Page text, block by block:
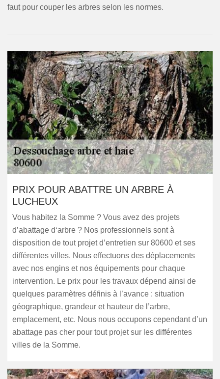
faut pour couper les arbres selon les normes.
PRIX POUR ABATTRE UN ARBRE À
LUCHEUX
Vous habitez la Somme ? Vous avez des projets
d’abattage d‘arbre ? Nos professionnels sont à
disposition de tout projet d’entretien sur 80600 et ses
différentes villes. Nous effectuons des déplacements
avec nos engins et nos équipements pour chaque
intervention. Le prix pour les travaux dépend ainsi de
quelques paramètres définis à l’avance : situation
géographique, grandeur et hauteur de l’arbre,
emplacement, etc. Nous nous occupons cependant d’un
abattage pas cher pour tout projet sur les différentes
villes de la Somme.